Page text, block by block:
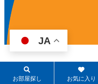
お部屋探し お気に入り
JA